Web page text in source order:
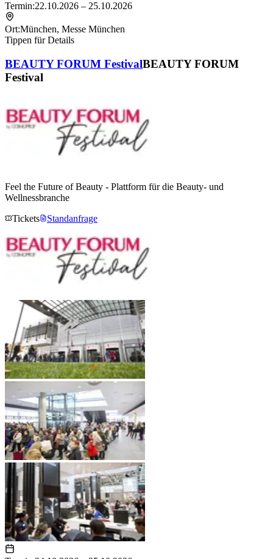
Termin:22.10.2026 – 25.10.2026
Ort:München, Messe München
Tippen für Details
BEAUTY FORUM FestivalBEAUTY FORUM
Festival
Feel the Future of Beauty - Plattform für die Beauty- und
Wellnessbranche
Tickets
Standanfrage